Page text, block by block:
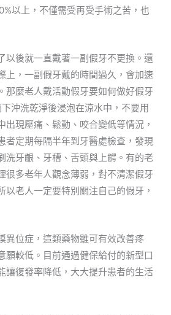
以上，不僅需受再受手術之苦，也
以後就一直戴著一副假牙不更換。還
上，一副假牙戴的時間過久，會加速
那麼老人戴活動假牙要如何做好假牙
沖洗乾淨後浸泡在涼水中，不要用
現壓痛、鬆動、咬合變低等情況，
者定期每隔半年到牙醫處檢查，發現
洗牙齦、牙槽、舌頭與上齶。有的老
很多老年人觀念薄弱，對不清潔假牙
老人一定要特別關注自己的假牙，
異位症，這類藥物雖可有效改善疼
較低。目前通過健保給付的新型口
讓復發率降低，大大提升患者的生活